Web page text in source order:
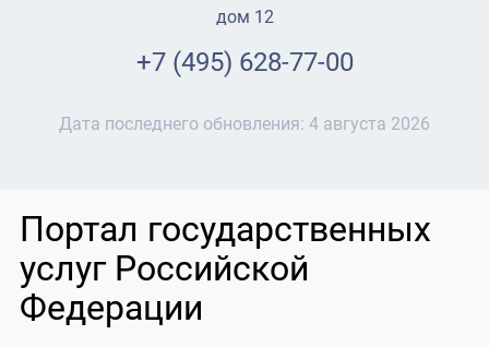
дом 12
+7 (495) 628-77-00
Дата последнего обновления: 4 августа 2026
Портал государственных
услуг Российской
Федерации